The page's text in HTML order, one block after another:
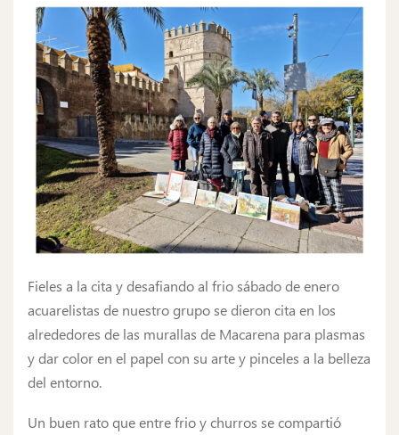
Fieles a la cita y desafiando al frio sábado de enero
acuarelistas de nuestro grupo se dieron cita en los
alrededores de las murallas de Macarena para plasmas
y dar color en el papel con su arte y pinceles a la belleza
del entorno.
Un buen rato que entre frio y churros se compartió